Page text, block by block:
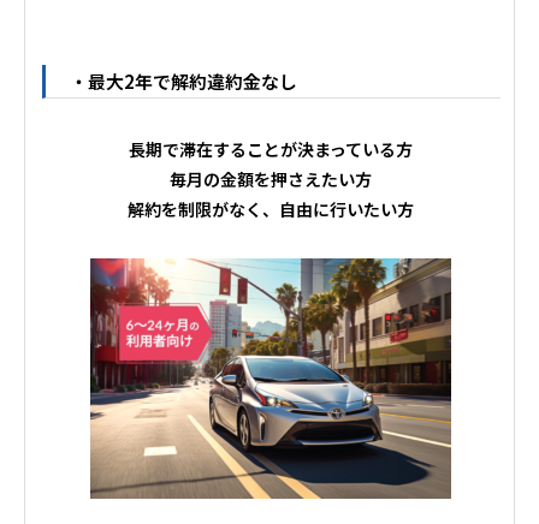
・最大2年で解約違約金なし
長期で滞在することが決まっている方
毎月の金額を押さえたい方
解約を制限がなく、自由に行いたい方